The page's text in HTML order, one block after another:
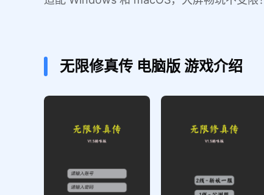
无限修真传 电脑版 游戏介绍